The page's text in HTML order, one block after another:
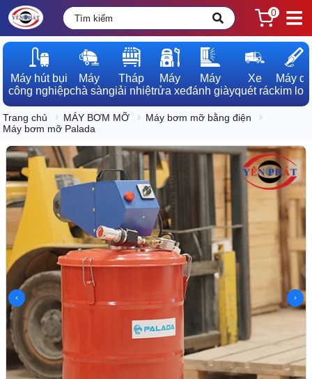
0
Máy hút bụi
công nghiệp
Máy
chà sàn
Tháp
giải nhiệt
Máy
rửa xe
Máy
đánh giày
Xe
quét rác
Máy dò
kim loại
Trang chủ MÁY BƠM MỠ
Máy bơm mỡ bằng điện
Máy bơm mỡ Palada